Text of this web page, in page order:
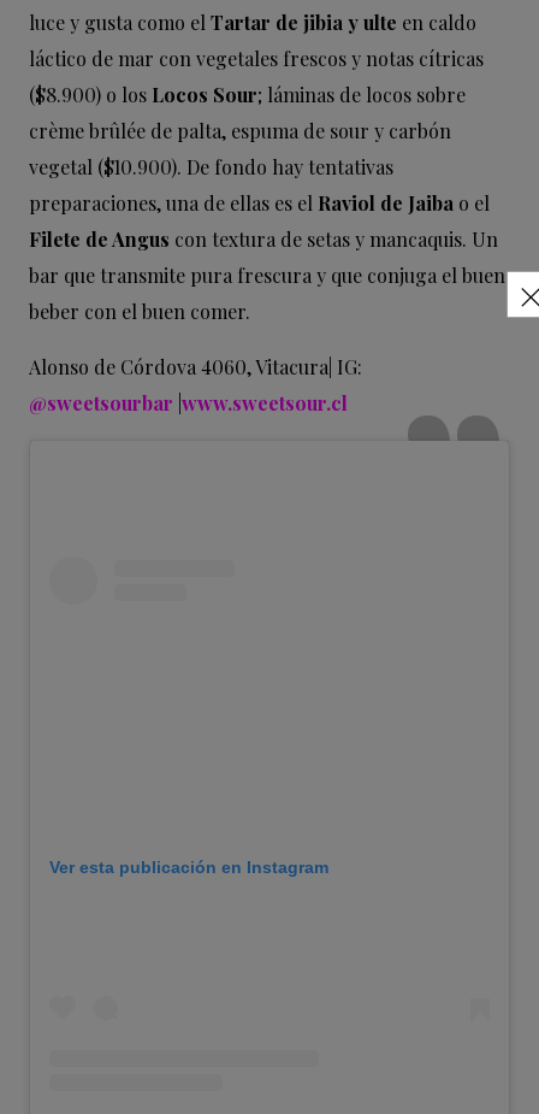
luce y gusta como el Tartar de jibia y ulte en caldo
láctico de mar con vegetales frescos y notas cítricas
($8.900) o los Locos Sour; láminas de locos sobre
crème brûlée de palta, espuma de sour y carbón
vegetal ($10.900). De fondo hay tentativas
preparaciones, una de ellas es el Raviol de Jaiba o el
Filete de Angus con textura de setas y mancaquis. Un
bar que transmite pura frescura y que conjuga el buen
beber con el buen comer.
Alonso de Córdova 4060, Vitacura| IG:
@sweetsourbar www.sweetsour.cl
Ver esta publicación en Instagram